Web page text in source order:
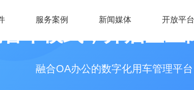
服务案例 新闻媒体 开放平台
融合OA办公的数字化用车管理平台